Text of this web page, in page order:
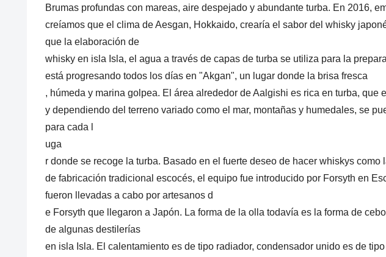
Brumas profundas con mareas, aire despejado y abundante turba. En 2016,
creíamos que el clima de Aesgan, Hokkaido, crearía el sabor del whisky
que la elaboración de
whisky en isla Isla, el agua a través de capas de turba se utiliza para la
está progresando todos los días en "Akgan", un lugar donde la brisa fresca
, húmeda y marina golpea. El área alrededor de Aalgishi es rica en turba, que
y dependiendo del terreno variado como el mar, montañas y humedales, se
para cada l
uga
r donde se recoge la turba. Basado en el fuerte deseo de hacer whiskys
de fabricación tradicional escocés, el equipo fue introducido por Forsyth en
fueron llevadas a cabo por artesanos d
e Forsyth que llegaron a Japón. La forma de la olla todavía es la forma de
de algunas destilerías
en isla Isla. El calentamiento es de tipo radiador, condensador unido es de